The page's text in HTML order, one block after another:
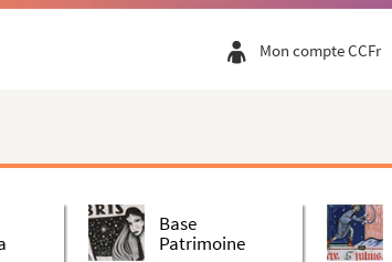
Mon compte CCFr
Base
Patrimoine